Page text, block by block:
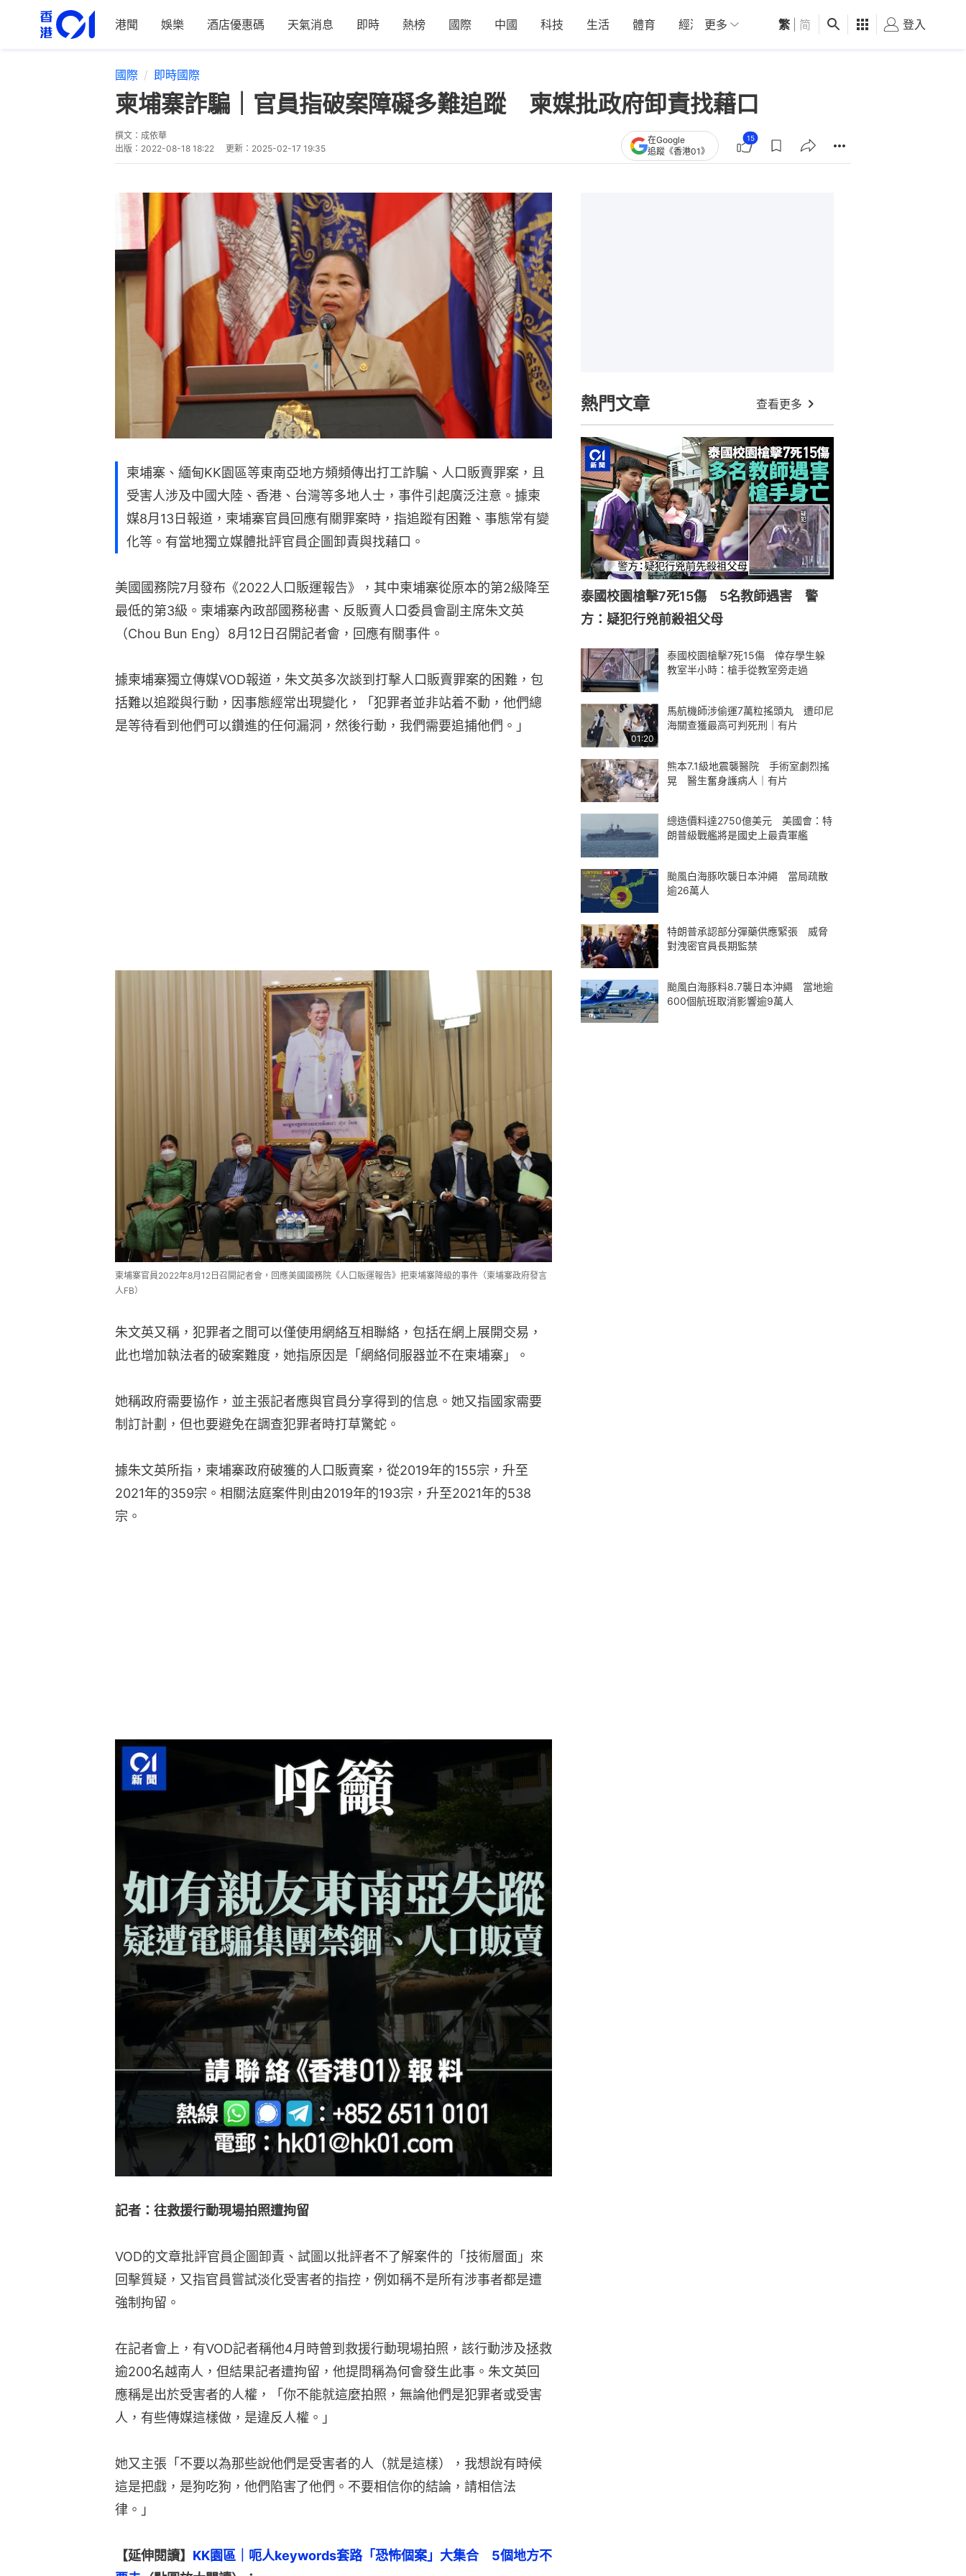
港聞 娛樂 酒店優惠碼 天氣消息 即時 熱榜 國際 中國 科技 生活 體育 經濟 01深圳 觀點 健康 好食玩飛
更多 繁 简 登入
國際 即時國際
柬埔寨詐騙｜官員指破案障礙多難追蹤 柬媒批政府卸責找藉口
撰文： 成依華
出版： 2022-08-18 18:22 更新： 2025-02-17 19:35
在Google
追蹤《香港01》
15
柬埔寨、緬甸KK園區等東南亞地方頻頻傳出打工詐騙、人口販賣罪案，且
受害人涉及中國大陸、香港、台灣等多地人士，事件引起廣泛注意。據柬
媒8月13日報道，柬埔寨官員回應有關罪案時，指追蹤有困難、事態常有變
化等。有當地獨立媒體批評官員企圖卸責與找藉口。
美國國務院7月發布《2022人口販運報告》，其中柬埔寨從原本的第2級降至
最低的第3級。柬埔寨內政部國務秘書、反販賣人口委員會副主席朱文英
（Chou Bun Eng）8月12日召開記者會，回應有關事件。
據柬埔寨獨立傳媒VOD報道，朱文英多次談到打擊人口販賣罪案的困難，包
括難以追蹤與行動，因事態經常出現變化，「犯罪者並非站着不動，他們總
是等待看到他們可以鑽進的任何漏洞，然後行動，我們需要追捕他們。」
柬埔寨官員2022年8月12日召開記者會，回應美國國務院《人口販運報告》把柬埔寨降級的事件（柬埔寨政府發言
人FB）
朱文英又稱，犯罪者之間可以僅使用網絡互相聯絡，包括在網上展開交易，
此也增加執法者的破案難度，她指原因是「網絡伺服器並不在柬埔寨」。
她稱政府需要協作，並主張記者應與官員分享得到的信息。她又指國家需要
制訂計劃，但也要避免在調查犯罪者時打草驚蛇。
據朱文英所指，柬埔寨政府破獲的人口販賣案，從2019年的155宗，升至
2021年的359宗。相關法庭案件則由2019年的193宗，升至2021年的538
宗。
記者：往救援行動現場拍照遭拘留
VOD的文章批評官員企圖卸責、試圖以批評者不了解案件的「技術層面」來
回擊質疑，又指官員嘗試淡化受害者的指控，例如稱不是所有涉事者都是遭
強制拘留。
在記者會上，有VOD記者稱他4月時曾到救援行動現場拍照，該行動涉及拯救
逾200名越南人，但結果記者遭拘留，他提問稱為何會發生此事。朱文英回
應稱是出於受害者的人權，「你不能就這麼拍照，無論他們是犯罪者或受害
人，有些傳媒這樣做，是違反人權。」
她又主張「不要以為那些說他們是受害者的人（就是這樣），我想說有時候
這是把戲，是狗吃狗，他們陷害了他們。不要相信你的結論，請相信法
律。」
【延伸閱讀】 KK園區｜呃人keywords套路「恐怖個案」大集合　5個地方不
熱門文章 查看更多
泰國校園槍擊7死15傷 5名教師遇害 警
方：疑犯行兇前殺祖父母
泰國校園槍擊7死15傷 倖存學生躲
教室半小時：槍手從教室旁走過
01:20
馬航機師涉偷運7萬粒搖頭丸 遭印尼
海關查獲最高可判死刑｜有片
熊本7.1級地震襲醫院 手術室劇烈搖
晃 醫生奮身護病人｜有片
總造價料達2750億美元 美國會：特
朗普級戰艦將是國史上最貴軍艦
颱風白海豚吹襲日本沖繩 當局疏散
逾26萬人
特朗普承認部分彈藥供應緊張 威脅
對洩密官員長期監禁
颱風白海豚料8.7襲日本沖繩 當地逾
600個航班取消影響逾9萬人